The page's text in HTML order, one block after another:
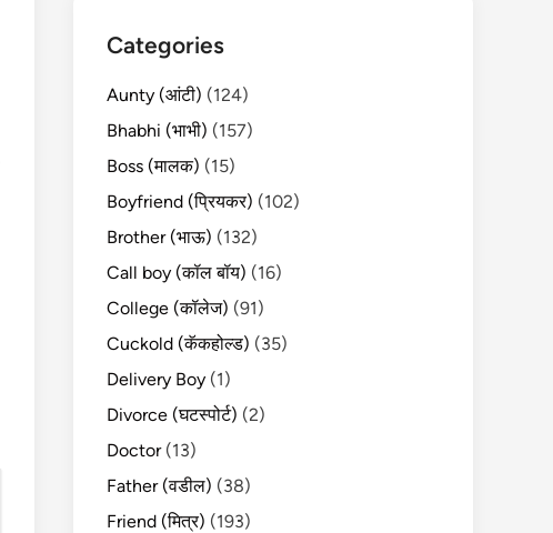
Categories
Aunty (आंटी) (124)
Bhabhi (भाभी) (157)
Boss (मालक) (15)
Boyfriend (प्रियकर) (102)
Brother (भाऊ) (132)
Call boy (कॉल बॉय) (16)
College (कॉलेज) (91)
Cuckold (कॅकहोल्ड) (35)
Delivery Boy (1)
Divorce (घटस्पोर्ट) (2)
Doctor(13)
Father (वडील) (38)
Friend (मित्र) (193)